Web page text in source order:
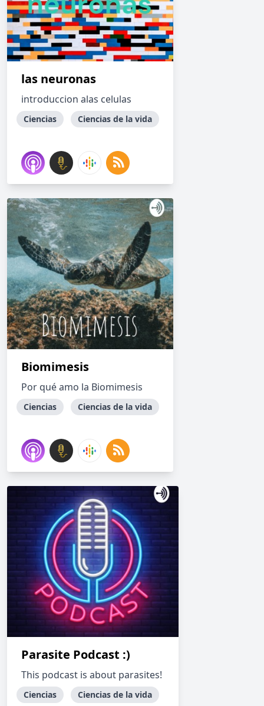
las neuronas
introduccion alas celulas
Ciencias Ciencias de la vida
Biomimesis
Por qué amo la Biomimesis
Ciencias Ciencias de la vida
Parasite Podcast :)
This podcast is about parasites!
Ciencias Ciencias de la vida